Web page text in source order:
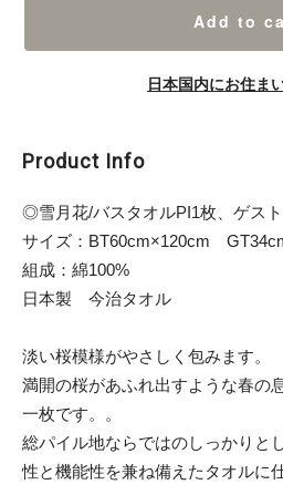
Add to
日本国内にお住ま
Product Info
◎雪月花/バスタオルPI1枚、ゲス
サイズ：BT60cm×120cm
組成：綿100%
日本製 今治タオル
淡い桜模様がやさしく包みます。
満開の桜があふれ出すような春の
一枚です。。
総パイル地ならではのしっかりと
性と機能性を兼ね備えたタオルに